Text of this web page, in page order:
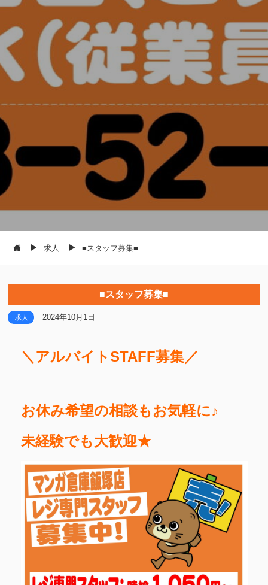
求人 ■スタッフ募集■
■スタッフ募集■
求人 2024年10月1日
＼アルバイトSTAFF募集／
お休み希望の相談もお気軽に♪
未経験でも大歓迎★